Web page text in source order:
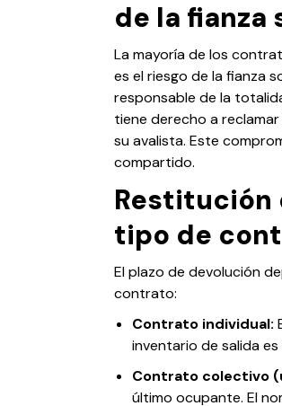
de la fianza
La mayoría de los
es el riesgo de la fianza
responsable de la
tiene derecho a
su avalista. Este
compartido.
Restitución
tipo de
El plazo de devolución
contrato:
Contrato individual:
inventario de salida
Contrato colectivo
último ocupante. El